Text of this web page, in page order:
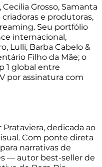
Grosso, Samanta
e produtoras,
Seu portfólio
internacional,
Lulli, Barba Cabelo &
Filho da Mãe; o
1 global entre
por assinatura com
dedicada ao
Com ponte direta
narrativas de
— autor best-seller de